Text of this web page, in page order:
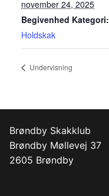
november 24, 2025
Begivenhed Kategori:
Holdskak
Undervisning
Brøndby Skakklub
Brøndby Møllevej 37
2605 Brøndby